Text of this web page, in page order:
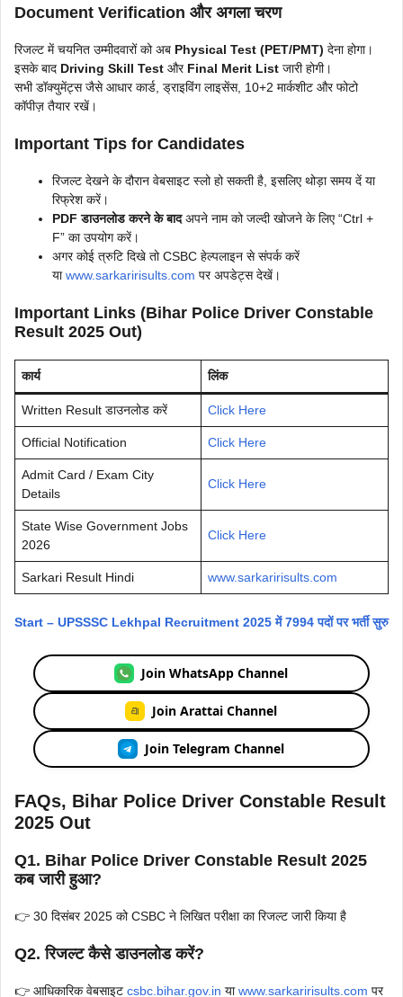
Document Verification और अगला चरण
रिजल्ट में चयनित उम्मीदवारों को अब Physical Test (PET/PMT) देना होगा।
इसके बाद Driving Skill Test और Final Merit List जारी होगी।
सभी डॉक्युमेंट्स जैसे आधार कार्ड, ड्राइविंग लाइसेंस, 10+2 मार्कशीट और फोटो
कॉपीज़ तैयार रखें।
Important Tips for Candidates
रिजल्ट देखने के दौरान वेबसाइट स्लो हो सकती है, इसलिए थोड़ा समय दें या
रिफ्रेश करें।
PDF डाउनलोड करने के बादअपने नाम को जल्दी खोजने के लिए “Ctrl +
F” का उपयोग करें।
अगर कोई त्रुटि दिखे तो CSBC हेल्पलाइन से संपर्क करें
याwww.sarkaririsults.com पर अपडेट्स देखें।
Important Links (Bihar Police Driver Constable
Result 2025 Out)
कार्य लिंक
Written Result डाउनलोड करें Click Here
Official Notification Click Here
Admit Card / Exam City
Details
Click Here
State Wise Government Jobs
2026
Click Here
Sarkari Result Hindi www.sarkaririsults.com
Start – UPSSSC Lekhpal Recruitment 2025 में 7994 पदों पर भर्ती सुरु
Join WhatsApp Channel
Join Arattai Channel
Join Telegram Channel
FAQs, Bihar Police Driver Constable Result
2025 Out
Q1. Bihar Police Driver Constable Result 2025
कब जारी हुआ?
👉 30 दिसंबर 2025 को CSBC ने लिखित परीक्षा का रिजल्ट जारी किया है
Q2. रिजल्ट कैसे डाउनलोड करें?
👉 आधिकारिक वेबसाइट csbc.bihar.gov.in याwww.sarkaririsults.com पर